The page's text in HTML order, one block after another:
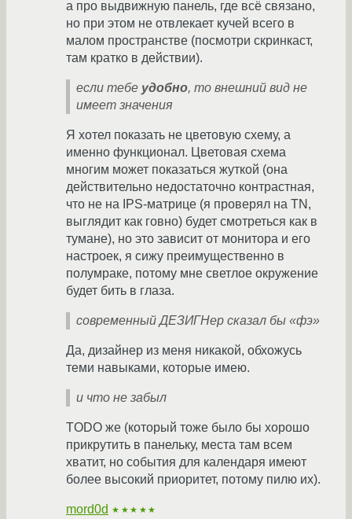
а про выдвижную панель, где всё связано,
но при этом не отвлекает кучей всего в
малом пространстве (посмотри скринкаст,
там кратко в действии).
если тебе удобно, то внешний вид не
имеет значения
Я хотел показать не цветовую схему, а
именно функционал. Цветовая схема
многим может показаться жуткой (она
действительно недостаточно контрастная,
что не на IPS-матрице (я проверял на TN,
выглядит как говно) будет смотреться как в
тумане), но это зависит от монитора и его
настроек, я сижу преимущественно в
полумраке, потому мне светлое окружение
будет бить в глаза.
современный ДЕЗИГНер сказал бы «фэ»
Да, дизайнер из меня никакой, обхожусь
теми навыками, которые имею.
и что не забыл
TODO же (который тоже было бы хорошо
прикрутить в панельку, места там всем
хватит, но события для календаря имеют
более высокий приоритет, потому пилю их).
mord0d ★★★★★